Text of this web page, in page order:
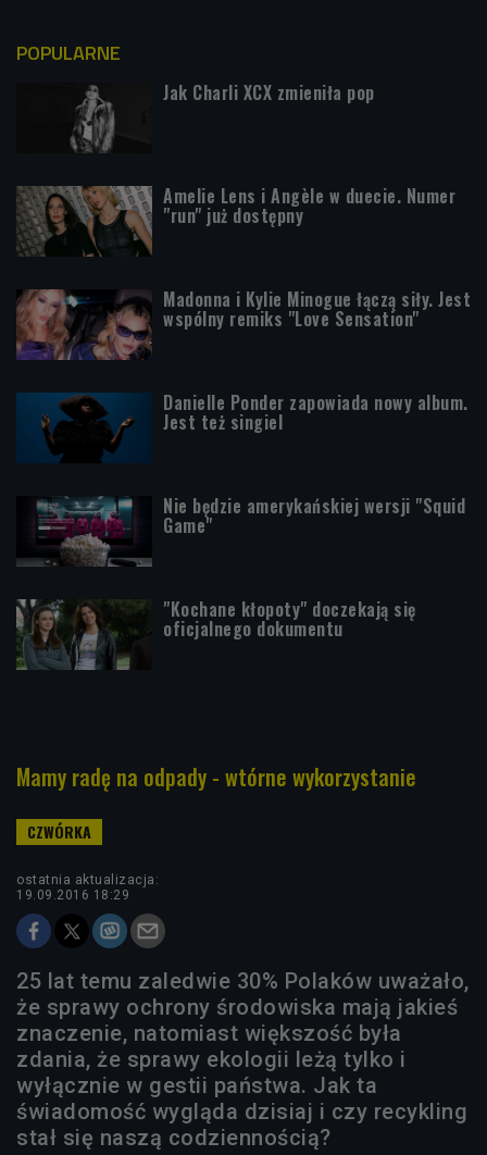
POPULARNE
Jak Charli XCX zmieniła pop
Amelie Lens i Angèle w duecie. Numer
"run" już dostępny
Madonna i Kylie Minogue łączą siły. Jest
wspólny remiks "Love Sensation"
Danielle Ponder zapowiada nowy album.
Jest też singiel
Nie będzie amerykańskiej wersji "Squid
Game"
"Kochane kłopoty" doczekają się
oficjalnego dokumentu
Mamy radę na odpady - wtórne wykorzystanie
ostatnia aktualizacja:
19.09.2016 18:29
25 lat temu zaledwie 30% Polaków uważało,
że sprawy ochrony środowiska mają jakieś
znaczenie, natomiast większość była
zdania, że sprawy ekologii leżą tylko i
wyłącznie w gestii państwa. Jak ta
świadomość wygląda dzisiaj i czy recykling
stał się naszą codziennością?